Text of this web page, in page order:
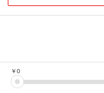
￥0